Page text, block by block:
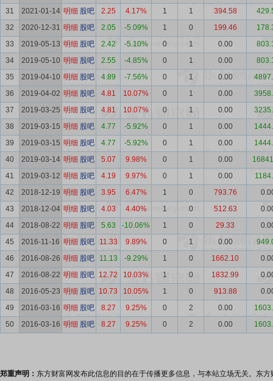
31
2021-01-14 明细 股吧 2.25 4.17% 1 1 394.58
32
2020-12-31 明细 股吧 2.05 -5.09% 1 0 199.46
33
2019-05-13 明细 股吧 2.42 -5.10% 0 1 0.00
34
2019-05-10 明细 股吧 2.55 -4.85% 0 1 0.00
35
2019-04-10 明细 股吧 4.89 -7.56% 0 1 0.00
36
2019-04-02 明细 股吧 4.81 10.07% 0 1 0.00
37
2019-03-25 明细 股吧 4.81 10.07% 0 1 0.00
38
2019-03-15 明细 股吧 4.77 -5.92% 0 1 0.00
39
2019-03-15 明细 股吧 4.77 -5.92% 0 1 0.00
40
2019-03-14 明细 股吧 5.07 9.98% 0 1 0.00
41
2019-03-12 明细 股吧 4.19 9.97% 0 1 0.00
42
2018-12-19 明细 股吧 3.95 6.47% 1 0 793.76
43
2018-12-04 明细 股吧 4.03 4.40% 1 0 512.63
44
2018-08-22 明细 股吧 5.63 -10.06% 1 0 29.33
45
2016-11-16 明细 股吧 11.33 9.89% 0 1 0.00
46
2016-08-26 明细 股吧 11.13 -9.29% 1 0 1662.10
47
2016-08-22 明细 股吧 12.72 10.03% 1 0 1832.99
48
2016-05-23 明细 股吧 10.73 10.05% 1 0 913.88
49
2016-03-16 明细 股吧 8.27 9.25% 0 2 0.00
50
2016-03-16 明细 股吧 8.27 9.25% 0 2 0.00
郑重声明： 东方财富网发布此信息的目的在于传播更多信息，与本站立场无关。东